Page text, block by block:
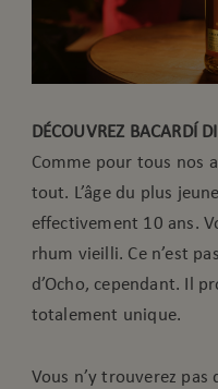
DÉCOUVREZ BACARDÍ
Comme pour tous nos
tout. L’âge du plus
effectivement 10 ans.
rhum vieilli. Ce n’est
d’Ocho, cependant. Il
totalement unique.
Vous n’y trouverez